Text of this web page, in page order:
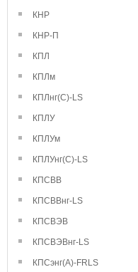
КНР
КНР-П
КПЛ
КПЛм
КПЛнг(С)-LS
КПЛУ
КПЛУм
КПЛУнг(С)-LS
КПСВВ
КПСВВнг-LS
КПСВЭВ
КПСВЭВнг-LS
КПСэнг(А)-FRLS